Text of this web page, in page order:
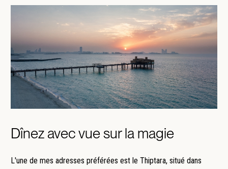
Dînez avec vue sur la magie
L'une de mes adresses préférées est le Thiptara, situé dans